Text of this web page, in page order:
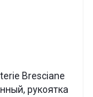
Bresciane
рукоятка